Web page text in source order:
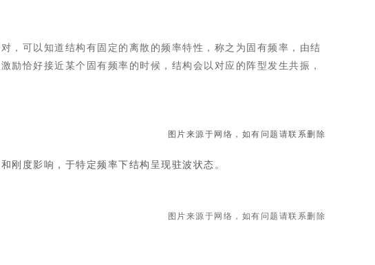
，可以知道结构有固定的离散的频率特性，称之为固有频率，由结
恰好接近某个固有频率的时候，结构会以对应的阵型发生共振，
图片来源于网络，如有问题请联系删除
度影响，于特定频率下结构呈现驻波状态。
图片来源于网络，如有问题请联系删除